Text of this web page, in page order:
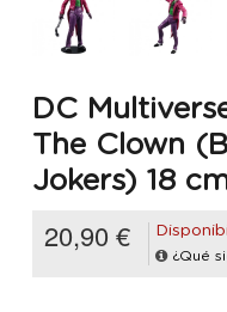
DC
The Clown
Jokers) 18
20,90 €
¿Qué